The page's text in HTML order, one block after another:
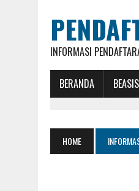
INFORMASI
BERANDA
HOME